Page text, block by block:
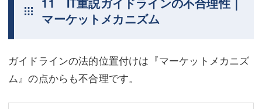
マーケットメカニズム
ガイドラインの法的位置付けは『マーケットメカニズ
ム』の点からも不合理です。